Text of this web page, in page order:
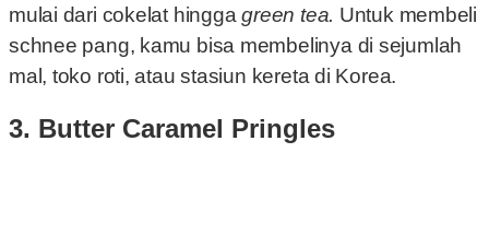
mulai dari cokelat hinggagreen tea. Untuk membeli
schnee pang, kamu bisa membelinya di sejumlah
mal, toko roti, atau stasiun kereta di Korea.
3. Butter Caramel Pringles